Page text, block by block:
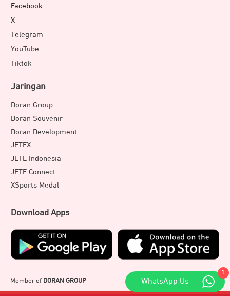
Facebook
X
Telegram
YouTube
Tiktok
Jaringan
Doran Group
Doran Souvenir
Doran Development
JETEX
JETE Indonesia
JETE Connect
XSports Medal
Download Apps
Member of DORAN GROUP
1
WhatsApp Us